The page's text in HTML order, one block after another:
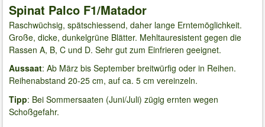
Spinat Palco F1/Matador
Raschwüchsig, spätschiessend, daher lange Erntemöglichkeit.
Große, dicke, dunkelgrüne Blätter. Mehltauresistent gegen die
Rassen A, B, C und D. Sehr gut zum Einfrieren geeignet.
Aussaat: Ab März bis September breitwürfig oder in Reihen.
Reihenabstand 20-25 cm, auf ca. 5 cm vereinzeln.
Tipp: Bei Sommersaaten (Juni/Juli) zügig ernten wegen
Schoßgefahr.